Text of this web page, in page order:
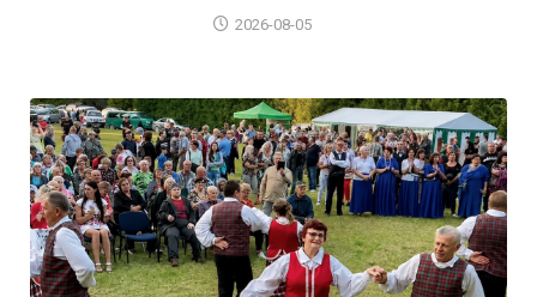
2026-08-05